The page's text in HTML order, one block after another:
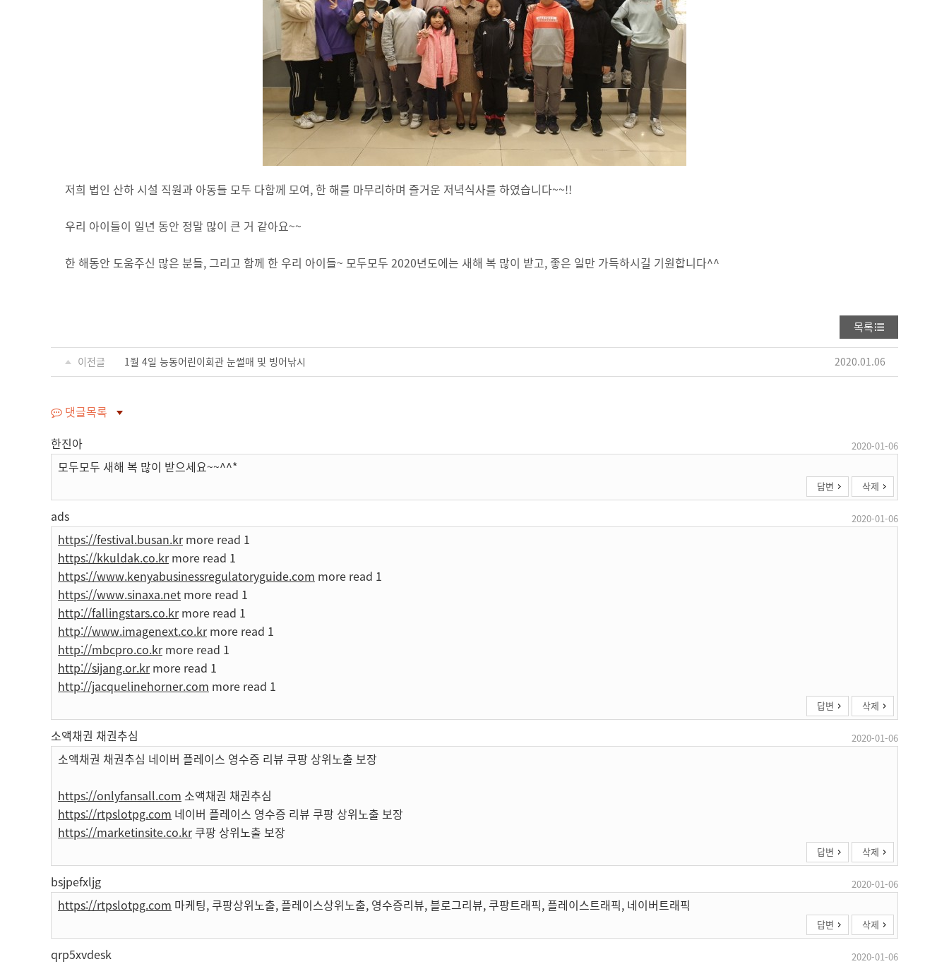
저희 법인 산하 시설 직원과 아동들 모두 다함께 모여, 한 해를 마무리하며 즐거운 저녁식사를 하였습니다~~!!
우리 아이들이 일년 동안 정말 많이 큰 거 같아요~~
한 해동안 도움주신 많은 분들, 그리고 함께 한 우리 아이들~ 모두모두 2020년도에는 새해 복 많이 받고, 좋은 일만 가득하시길 기원합니다^^
목록
이전글 1월 4일 능동어린이회관 눈썰매 및 빙어낚시 2020.01.06
댓글목록
한진아
2020-01-06
모두모두 새해 복 많이 받으세요~~^^*
답변 삭제
ads 2020-01-06
https://festival.busan.krmore read 1
https://kkuldak.co.krmore read 1
https://www.kenyabusinessregulatoryguide.com more read 1
https://www.sinaxa.net more read 1
http://fallingstars.co.krmore read 1
http://www.imagenext.co.krmore read 1
http://mbcpro.co.krmore read 1
http://sijang.or.krmore read 1
http://jacquelinehorner.com more read 1
답변 삭제
소액채권 채권추심 2020-01-06
소액채권 채권추심 네이버 플레이스 영수증 리뷰 쿠팡 상위노출 보장
https://onlyfansall.com 소액채권 채권추심
https://rtpslotpg.com 네이버 플레이스 영수증 리뷰 쿠팡 상위노출 보장
https://marketinsite.co.kr쿠팡 상위노출 보장
답변 삭제
bsjpefxljg 2020-01-06
https://rtpslotpg.com 마케팅, 쿠팡상위노출, 플레이스상위노출, 영수증리뷰, 블로그리뷰, 쿠팡트래픽, 플레이스트래픽, 네이버트래픽
답변 삭제
qrp5xvdesk 2020-01-06